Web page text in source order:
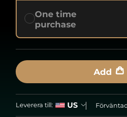
One time
purchase
Add
Leverera till: US